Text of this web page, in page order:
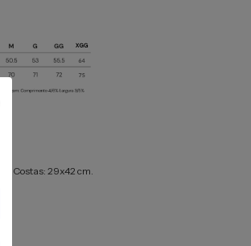
Costas: 29x42 cm.